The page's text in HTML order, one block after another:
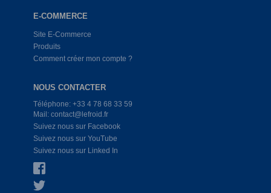
E-COMMERCE
Site E-Commerce
Produits
Comment créer mon compte ?
NOUS CONTACTER
Téléphone: +33 4 78 68 33 59
Mail: contact@lefroid.fr
Suivez nous sur Facebook
Suivez nous sur YouTube
Suivez nous sur Linked In